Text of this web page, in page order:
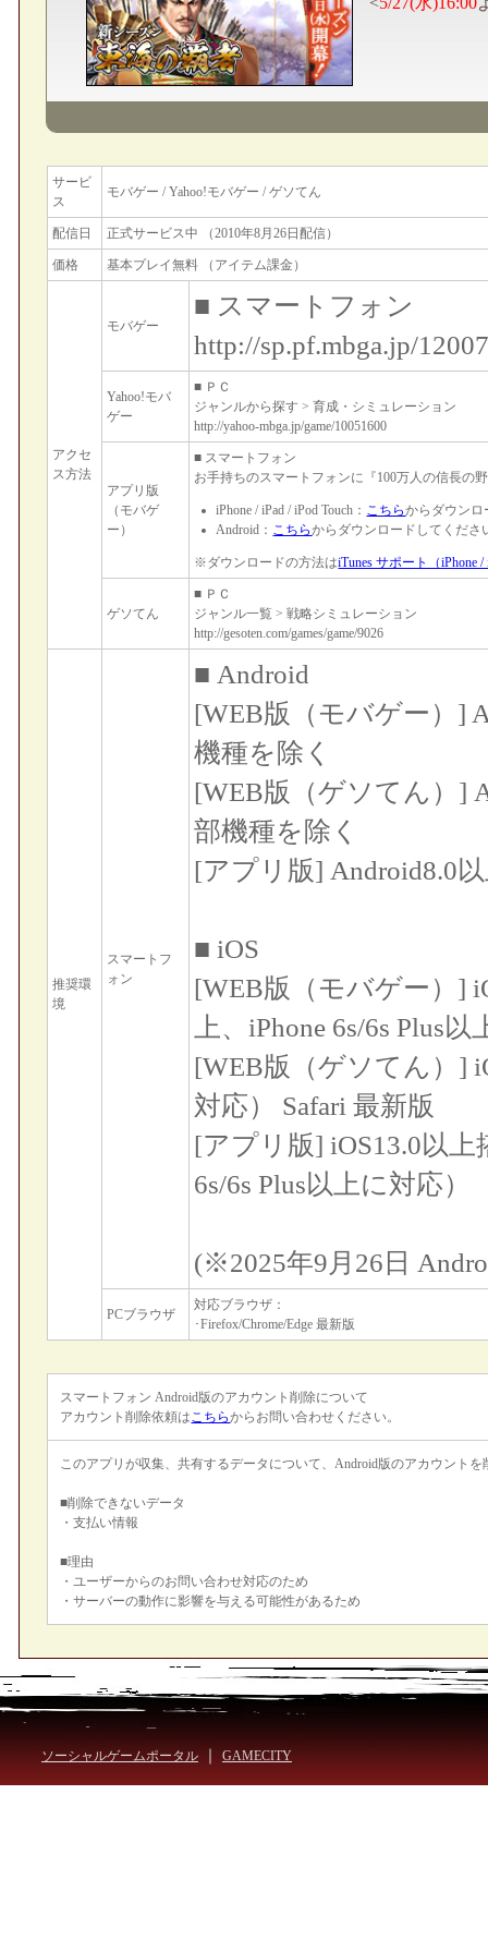
サービ
ス
モバゲー / Yahoo!モバゲー / ゲソてん
配信日 正式サービス中 （2010年8月26日配信）
価格 基本プレイ無料 （アイテム課金）
アクセ
ス方法
モバゲー
■ スマートフォン
http://sp.pf.mbga.jp/
Yahoo!モバ
ゲー
■ ＰＣ
ジャンルから探す > 育成・シミュレーション
http://yahoo-mbga.jp/game/10051600
アプリ版
（モバゲ
ー）
■ スマートフォン
お手持ちのスマートフォンに『100万人の信長の
iPhone / iPad / iPod Touch： こちらからダウン
Android： こちらからダウンロードしてくださ
※ダウンロードの方法はiTunes サポート（iPhone /
ゲソてん
■ ＰＣ
ジャンル一覧 > 戦略シミュレーション
http://gesoten.com/games/game/9026
推奨環
境
スマートフ
ォン
■ Android
[WEB版（モバゲー）]
機種を除く
[WEB版（ゲソてん）]
部機種を除く
[アプリ版] Android8.0
■ iOS
[WEB版（モバゲー）]
上、iPhone 6s/6s Plus
[WEB版（ゲソてん）]
対応） Safari 最新版
[アプリ版] iOS13.0以上
6s/6s Plus以上に対応）
(※2025年9月26日
PCブラウザ
対応ブラウザ：
･Firefox/Chrome/Edge 最新版
スマートフォン Android版のアカウント削除について
アカウント削除依頼はこちらからお問い合わせください。
このアプリが収集、共有するデータについて、Android版のアカウント
■削除できないデータ
・支払い情報
■理由
・ユーザーからのお問い合わせ対応のため
・サーバーの動作に影響を与える可能性があるため
ソーシャルゲームポータル GAMECITY